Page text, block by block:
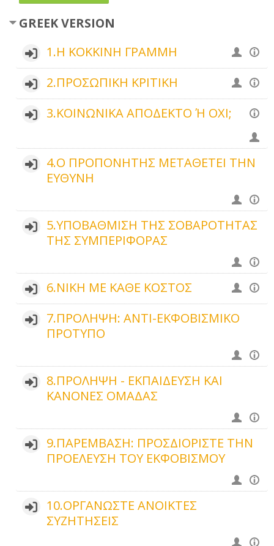
GREEK VERSION
1.Η ΚΟΚΚΙΝΗ ΓΡΑΜΜΗ
2.ΠΡΟΣΩΠΙΚΗ ΚΡΙΤΙΚΗ
3.ΚΟΙΝΩΝΙΚΑ ΑΠΟΔΕΚΤΟ Ή ΟΧΙ;
4.Ο ΠΡΟΠΟΝΗΤΗΣ ΜΕΤΑΘΕΤΕΙ ΤΗΝ
ΕΥΘΥΝΗ
5.ΥΠΟΒΑΘΜΙΣΗ ΤΗΣ ΣΟΒΑΡΟΤΗΤΑΣ
ΤΗΣ ΣΥΜΠΕΡΙΦΟΡΑΣ
6.ΝΙΚΗ ΜΕ ΚΑΘΕ ΚΟΣΤΟΣ
7.ΠΡΟΛΗΨΗ: ΑΝΤΙ-ΕΚΦΟΒΙΣΜΙΚΟ
ΠΡΟΤΥΠΟ
8.ΠΡΟΛΗΨΗ - ΕΚΠΑΙΔΕΥΣΗ ΚΑΙ
ΚΑΝΟΝΕΣ ΟΜΑΔΑΣ
9.ΠΑΡΕΜΒΑΣΗ: ΠΡΟΣΔΙΟΡΙΣΤΕ ΤΗΝ
ΠΡΟΕΛΕΥΣΗ ΤΟΥ ΕΚΦΟΒΙΣΜΟΥ
10.ΟΡΓΑΝΩΣΤΕ ΑΝΟΙΚΤΕΣ
ΣΥΖΗΤΗΣΕΙΣ